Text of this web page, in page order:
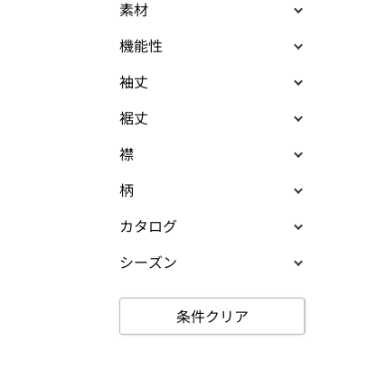
素材
機能性
袖丈
裾丈
襟
柄
カタログ
シーズン
条件クリア